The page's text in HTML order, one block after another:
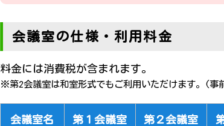
会議室の仕様・利用料金
料金には消費税が含まれます。
※第2会議室は和室形式でもご利用いただけます。(事
会議室名
第１会議室
第２会議室